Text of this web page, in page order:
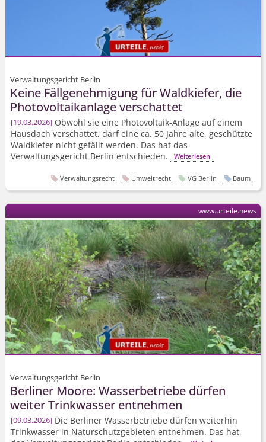
Verwaltungsgericht Berlin
Keine Fällgenehmigung für Waldkiefer, die
Photovoltaikanlage verschattet
19.03.2026 Obwohl sie eine Photovoltaik-Anlage auf einem
Hausdach verschattet, darf eine ca. 50 Jahre alte, geschützte
Waldkiefer nicht gefällt werden. Das hat das
Verwaltungsgericht Berlin entschieden.
Weiterlesen
Verwaltungsrecht Umweltrecht VG Berlin Baum
Verwaltungsgericht Berlin
Berliner Moore: Wasserbetriebe dürfen
weiter Trinkwasser entnehmen
09.03.2026 Die Berliner Wasserbetriebe dürfen weiterhin
Trinkwasser in Naturschutzgebieten entnehmen. Das hat
www.urteile.news